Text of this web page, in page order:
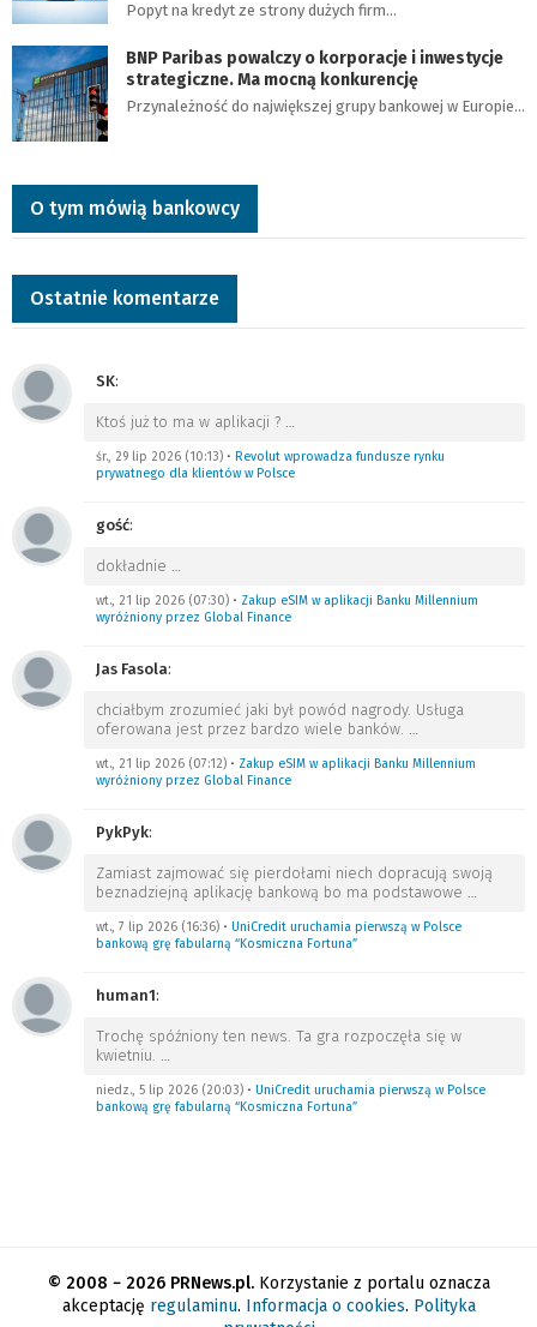
Popyt na kredyt ze strony dużych firm…
BNP Paribas powalczy o korporacje i inwestycje
strategiczne. Ma mocną konkurencję
Przynależność do największej grupy bankowej w Europie…
O tym mówią bankowcy
Ostatnie komentarze
SK:
Ktoś już to ma w aplikacji ? …
śr., 29 lip 2026 (10:13) • Revolut wprowadza fundusze rynku
prywatnego dla klientów w Polsce
gość:
dokładnie …
wt., 21 lip 2026 (07:30) • Zakup eSIM w aplikacji Banku Millennium
wyróżniony przez Global Finance
Jas Fasola:
chciałbym zrozumieć jaki był powód nagrody. Usługa
oferowana jest przez bardzo wiele banków. …
wt., 21 lip 2026 (07:12) • Zakup eSIM w aplikacji Banku Millennium
wyróżniony przez Global Finance
PykPyk:
Zamiast zajmować się pierdołami niech dopracują swoją
beznadziejną aplikację bankową bo ma podstawowe …
wt., 7 lip 2026 (16:36) • UniCredit uruchamia pierwszą w Polsce
bankową grę fabularną “Kosmiczna Fortuna”
human1:
Trochę spóźniony ten news. Ta gra rozpoczęła się w
kwietniu. …
niedz., 5 lip 2026 (20:03) • UniCredit uruchamia pierwszą w Polsce
bankową grę fabularną “Kosmiczna Fortuna”
© 2008 − 2026 PRNews.pl.Korzystanie z portalu oznacza
akceptację regulaminu. Informacja o cookies. Polityka